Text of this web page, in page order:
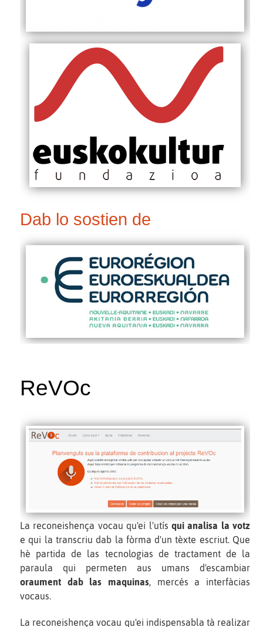
Dab lo sostien de
ReVOc
La reconeishença vocau qu'ei l'utís qui analisa la votz
e qui la transcriu dab la fòrma d'un tèxte escriut. Que
hè partida de las tecnologias de tractament de la
paraula qui permeten aus umans d'escambiar
oraument dab las maquinas, mercés a interfàcias
vocaus.
La reconeishença vocau qu'ei indispensabla tà realizar